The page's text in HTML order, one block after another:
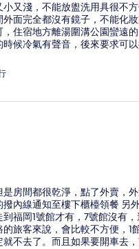
又淺，不能放盥洗用具很不
面完全都沒有鏡子，不能化
住宿地方離湯圍溝公園蠻遠
候冷氣有聲音，後來要求可
房間都很乾淨，點了外賣，
內線通知至樓下櫃檯領餐 另
福岡1號館才有，7號館沒有
旅客來說，會比較不方便，1
不去了。而且如果要開車去